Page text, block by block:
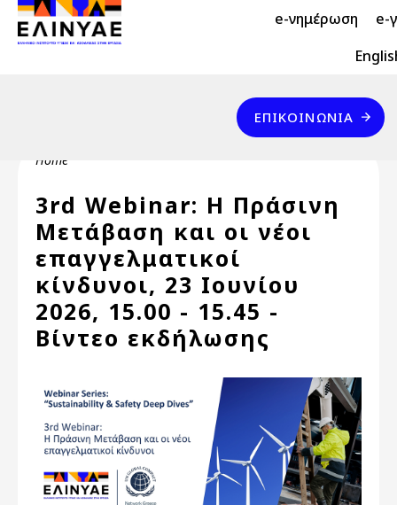
Skip to main content
Header Top 2 e-νημέρωση e-
Header Top
Επικοινωνία
ΕΠΙΚΟΙΝΩΝΊΑ
Breadcrumb
Home
3rd Webinar: Η Πράσινη
Μετάβαση και οι νέοι
επαγγελματικοί
κίνδυνοι, 23 Ιουνίου
2026, 15.00 - 15.45 -
Βίντεο εκδήλωσης